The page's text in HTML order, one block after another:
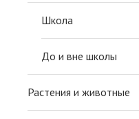
Школа
До и вне школы
Растения и животные